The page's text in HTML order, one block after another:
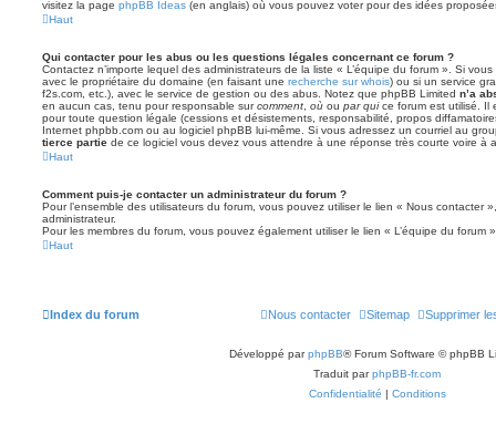
visitez la page phpBB Ideas (en anglais) où vous pouvez voter pour des idées
Haut
Qui contacter pour les abus ou les questions légales concernant ce forum ?
Contactez n’importe lequel des administrateurs de la liste « L’équipe du forum ». Si
avec le propriétaire du domaine (en faisant une recherche sur whois) ou si un service
f2s.com, etc.), avec le service de gestion ou des abus. Notez que phpBB Limited n’a
en aucun cas, tenu pour responsable surcomment où ou par quice forum est utilisé. Il
pour toute question légale (cessions et désistements, responsabilité, propos
Internet phpbb.com ou au logiciel phpBB lui-même. Si vous adressez un courriel au
tierce partie de ce logiciel vous devez vous attendre à une réponse très courte voire à
Haut
Comment puis-je contacter un administrateur du forum ?
Pour l’ensemble des utilisateurs du forum, vous pouvez utiliser le lien « Nous contacter
administrateur.
Pour les membres du forum, vous pouvez également utiliser le lien « L’équipe du forum
Haut
Index du forum Supprimer
Sitemap
Nous contacter
Développé parphpBB® Forum Software © phpBB
Traduit parphpBB-fr.com
Confidentialité | Conditions